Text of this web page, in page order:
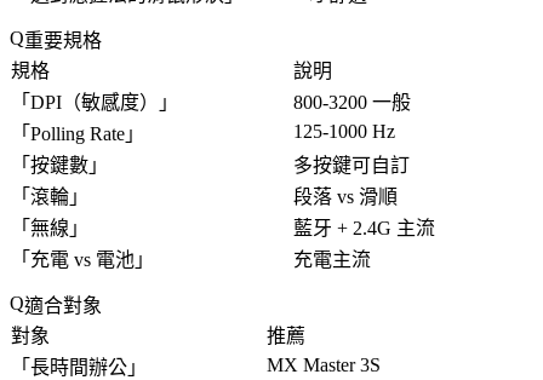
重要規格
規格
說明
「 DPI（敏感度） 」
800-3200 一般
「 Polling Rate 」
125-1000 Hz
「 按鍵數 」
多按鍵可自訂
「 滾輪 」
段落 vs 滑順
「 無線 」
藍牙 + 2.4G 主流
「 充電 vs 電池 」 充電主流
適合對象
對象
推薦
「 長時間辦公 」
MX Master 3S